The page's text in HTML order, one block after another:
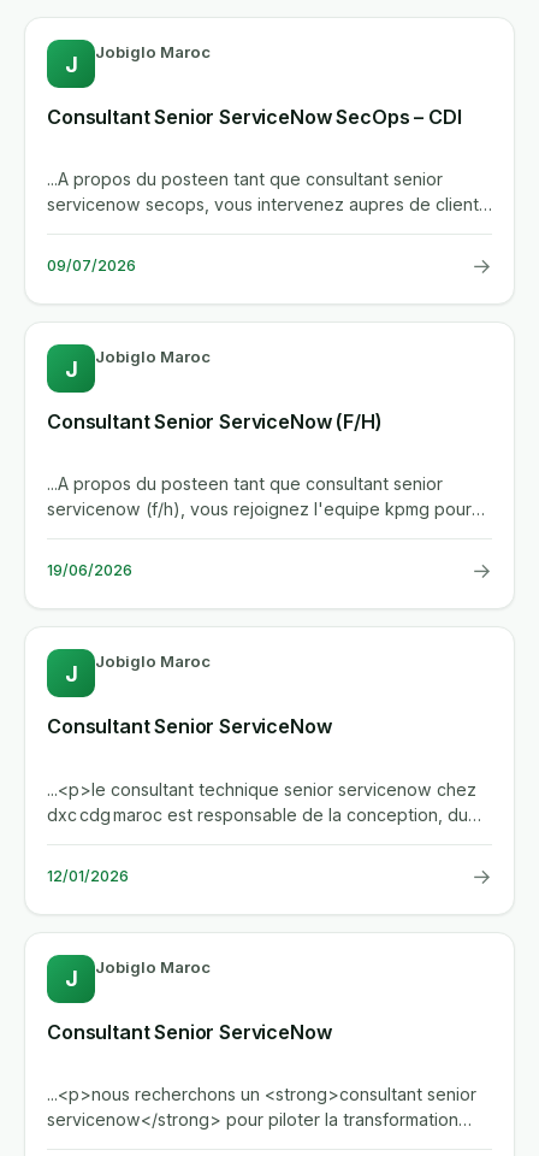
J Jobiglo Maroc
Consultant Senior ServiceNow SecOps – CDI
...A propos du posteen tant que consultant senior
servicenow secops, vous intervenez aupres de clients
pour analyser,...
09/07/2026 →
J Jobiglo Maroc
Consultant Senior ServiceNow (F/H)
...A propos du posteen tant que consultant senior
servicenow (f/h), vous rejoignez l'equipe kpmg pour
accompagner les...
19/06/2026 →
J Jobiglo Maroc
Consultant Senior ServiceNow
...<p>le consultant technique senior servicenow chez
dxc cdg maroc est responsable de la conception, du
developpement...
12/01/2026 →
J Jobiglo Maroc
Consultant Senior ServiceNow
...<p>nous recherchons un <strong>consultant senior
servicenow</strong> pour piloter la transformation
digitale de nos...